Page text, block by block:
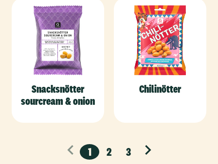
Snacksnötter
sourcream & onion
Chilinötter
1 2 3 Nästa